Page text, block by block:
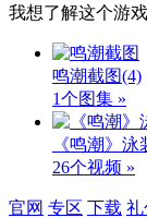
我想了解这个游戏
鸣潮截图(4)
1个图集 »
《鸣潮》
26个视频 »
官网 专区 下载 礼